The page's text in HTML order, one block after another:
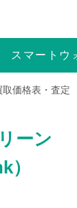
スマートウ
価格表・査定
ーン